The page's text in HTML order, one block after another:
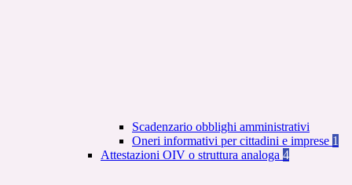
Scadenzario obblighi amministrativi
Oneri informativi per cittadini e imprese 1
Attestazioni OIV o struttura analoga 4